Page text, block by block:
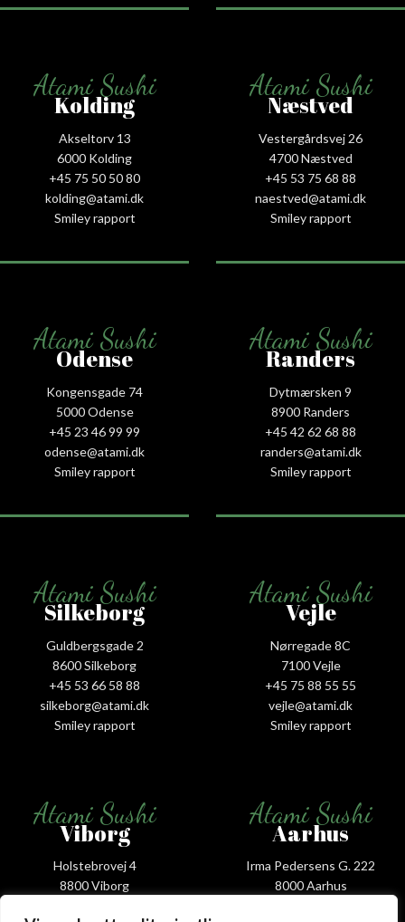
Atami Sushi
Kolding
Akseltorv 13
6000 Kolding
+45 75 50 50 80
kolding@atami.dk
Smiley rapport
Atami Sushi
Næstved
Vestergårdsvej 26
4700 Næstved
+45 53 75 68 88
naestved@atami.dk
Smiley rapport
Atami Sushi
Odense
Kongensgade 74
5000 Odense
+45 23 46 99 99
odense@atami.dk
Smiley rapport
Atami Sushi
Randers
Dytmærsken 9
8900 Randers
+45 42 62 68 88
randers@atami.dk
Smiley rapport
Atami Sushi
Silkeborg
Guldbergsgade 2
8600 Silkeborg
+45 53 66 58 88
silkeborg@atami.dk
Smiley rapport
Atami Sushi
Vejle
Nørregade 8C
7100 Vejle
+45 75 88 55 55
vejle@atami.dk
Smiley rapport
Atami Sushi
Viborg
Holstebrovej 4
8800 Viborg
Atami Sushi
Aarhus
Irma Pedersens G. 222
8000 Aarhus